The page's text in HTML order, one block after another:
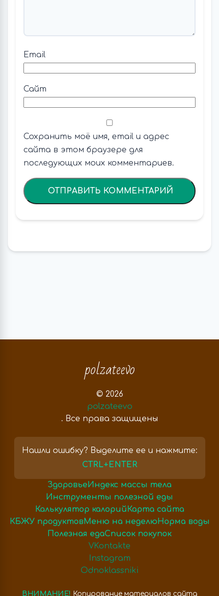
Email
Сайт
Сохранить моё имя, email и адрес
сайта в этом браузере для
последующих моих комментариев.
polzateevo
© 2026
polzateevo
. Все права защищены
Нашли ошибку? Выделите ее и нажмите:
CTRL+ENTER
Здоровье Индекс массы тела
Инструменты полезной еды
Калькулятор калорий Карта сайта
КБЖУ продуктов Меню на неделю Норма воды
Полезная едаСписок покупок
VKontakte
Instagram
Odnoklassniki
ВНИМАНИЕ! Копирование материалов сайта